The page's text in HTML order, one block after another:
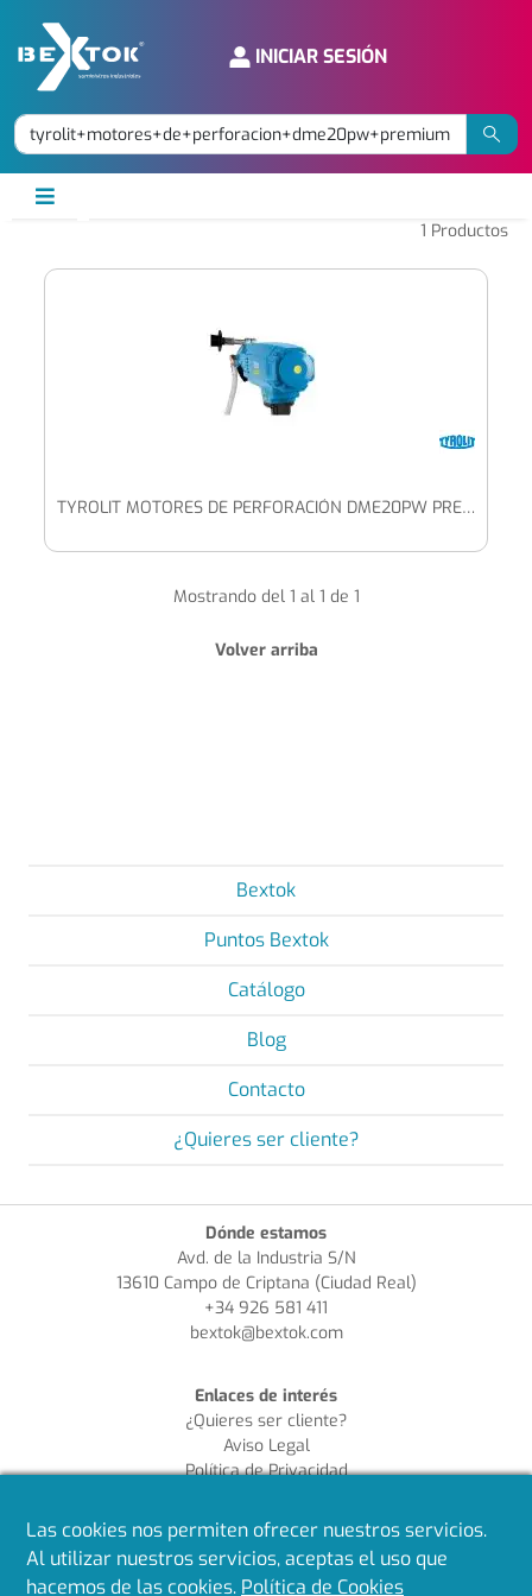
INICIAR SESIÓN
1 Productos
TYROLIT MOTORES DE PERFORACIÓN DME20PW PREMIUM 230V PERFORACIONES HASTA Ø 180 MM
Mostrando del 1 al 1 de 1
Volver arriba
Bextok
Puntos Bextok
Catálogo
Blog
Contacto
¿Quieres ser cliente?
Dónde estamos
Avd. de la Industria S/N
13610 Campo de Criptana (Ciudad Real)
+34 926 581 411
bextok@bextok.com
Enlaces de interés
¿Quieres ser cliente?
Aviso Legal
Política de Privacidad
Política de Calidad
Síguenos en redes
Las cookies nos permiten ofrecer nuestros servicios.
Al utilizar nuestros servicios, aceptas el uso que
hacemos de las cookies. Política de Cookies